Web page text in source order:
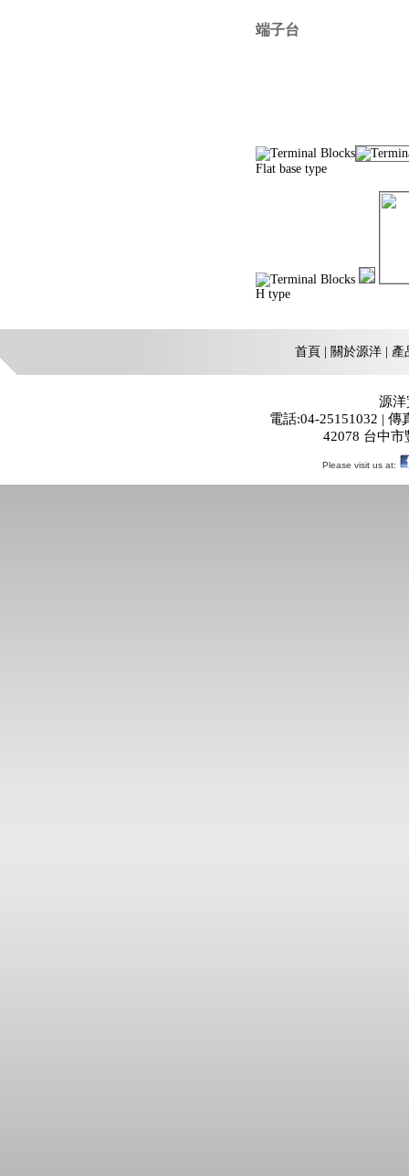
端子台
Flat base type
H type
首頁 關於源洋| 產